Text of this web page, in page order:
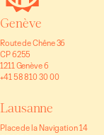
Genève
Route de Chêne 36
CP 6255
1211 Genève 6
+41 58 810 30 00
Lausanne
Place de la Navigation 14